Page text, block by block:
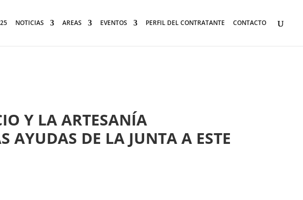
NOTICIAS AREAS EVENTOS PERFIL DEL CONTRATANTE CONTACTO
Y LA ARTESANÍA
AYUDAS DE LA JUNTA A ESTE